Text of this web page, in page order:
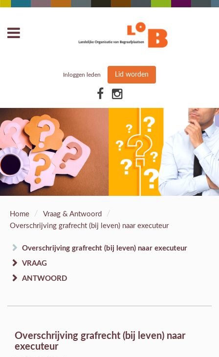
Inloggen leden Lid worden
Home / Vraag & Antwoord /
Overschrijving grafrecht (bij leven) naar executeur
Overschrijving grafrecht (bij leven) naar executeur
VRAAG
ANTWOORD
Overschrijving grafrecht (bij leven) naar
executeur